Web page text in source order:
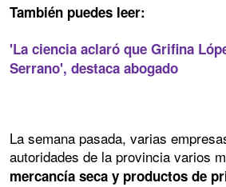
También puedes leer:
'La ciencia aclaró que Grifina
Serrano', destaca abogado
La semana pasada, varias
autoridades de la provincia varios
mercancía seca y productos de